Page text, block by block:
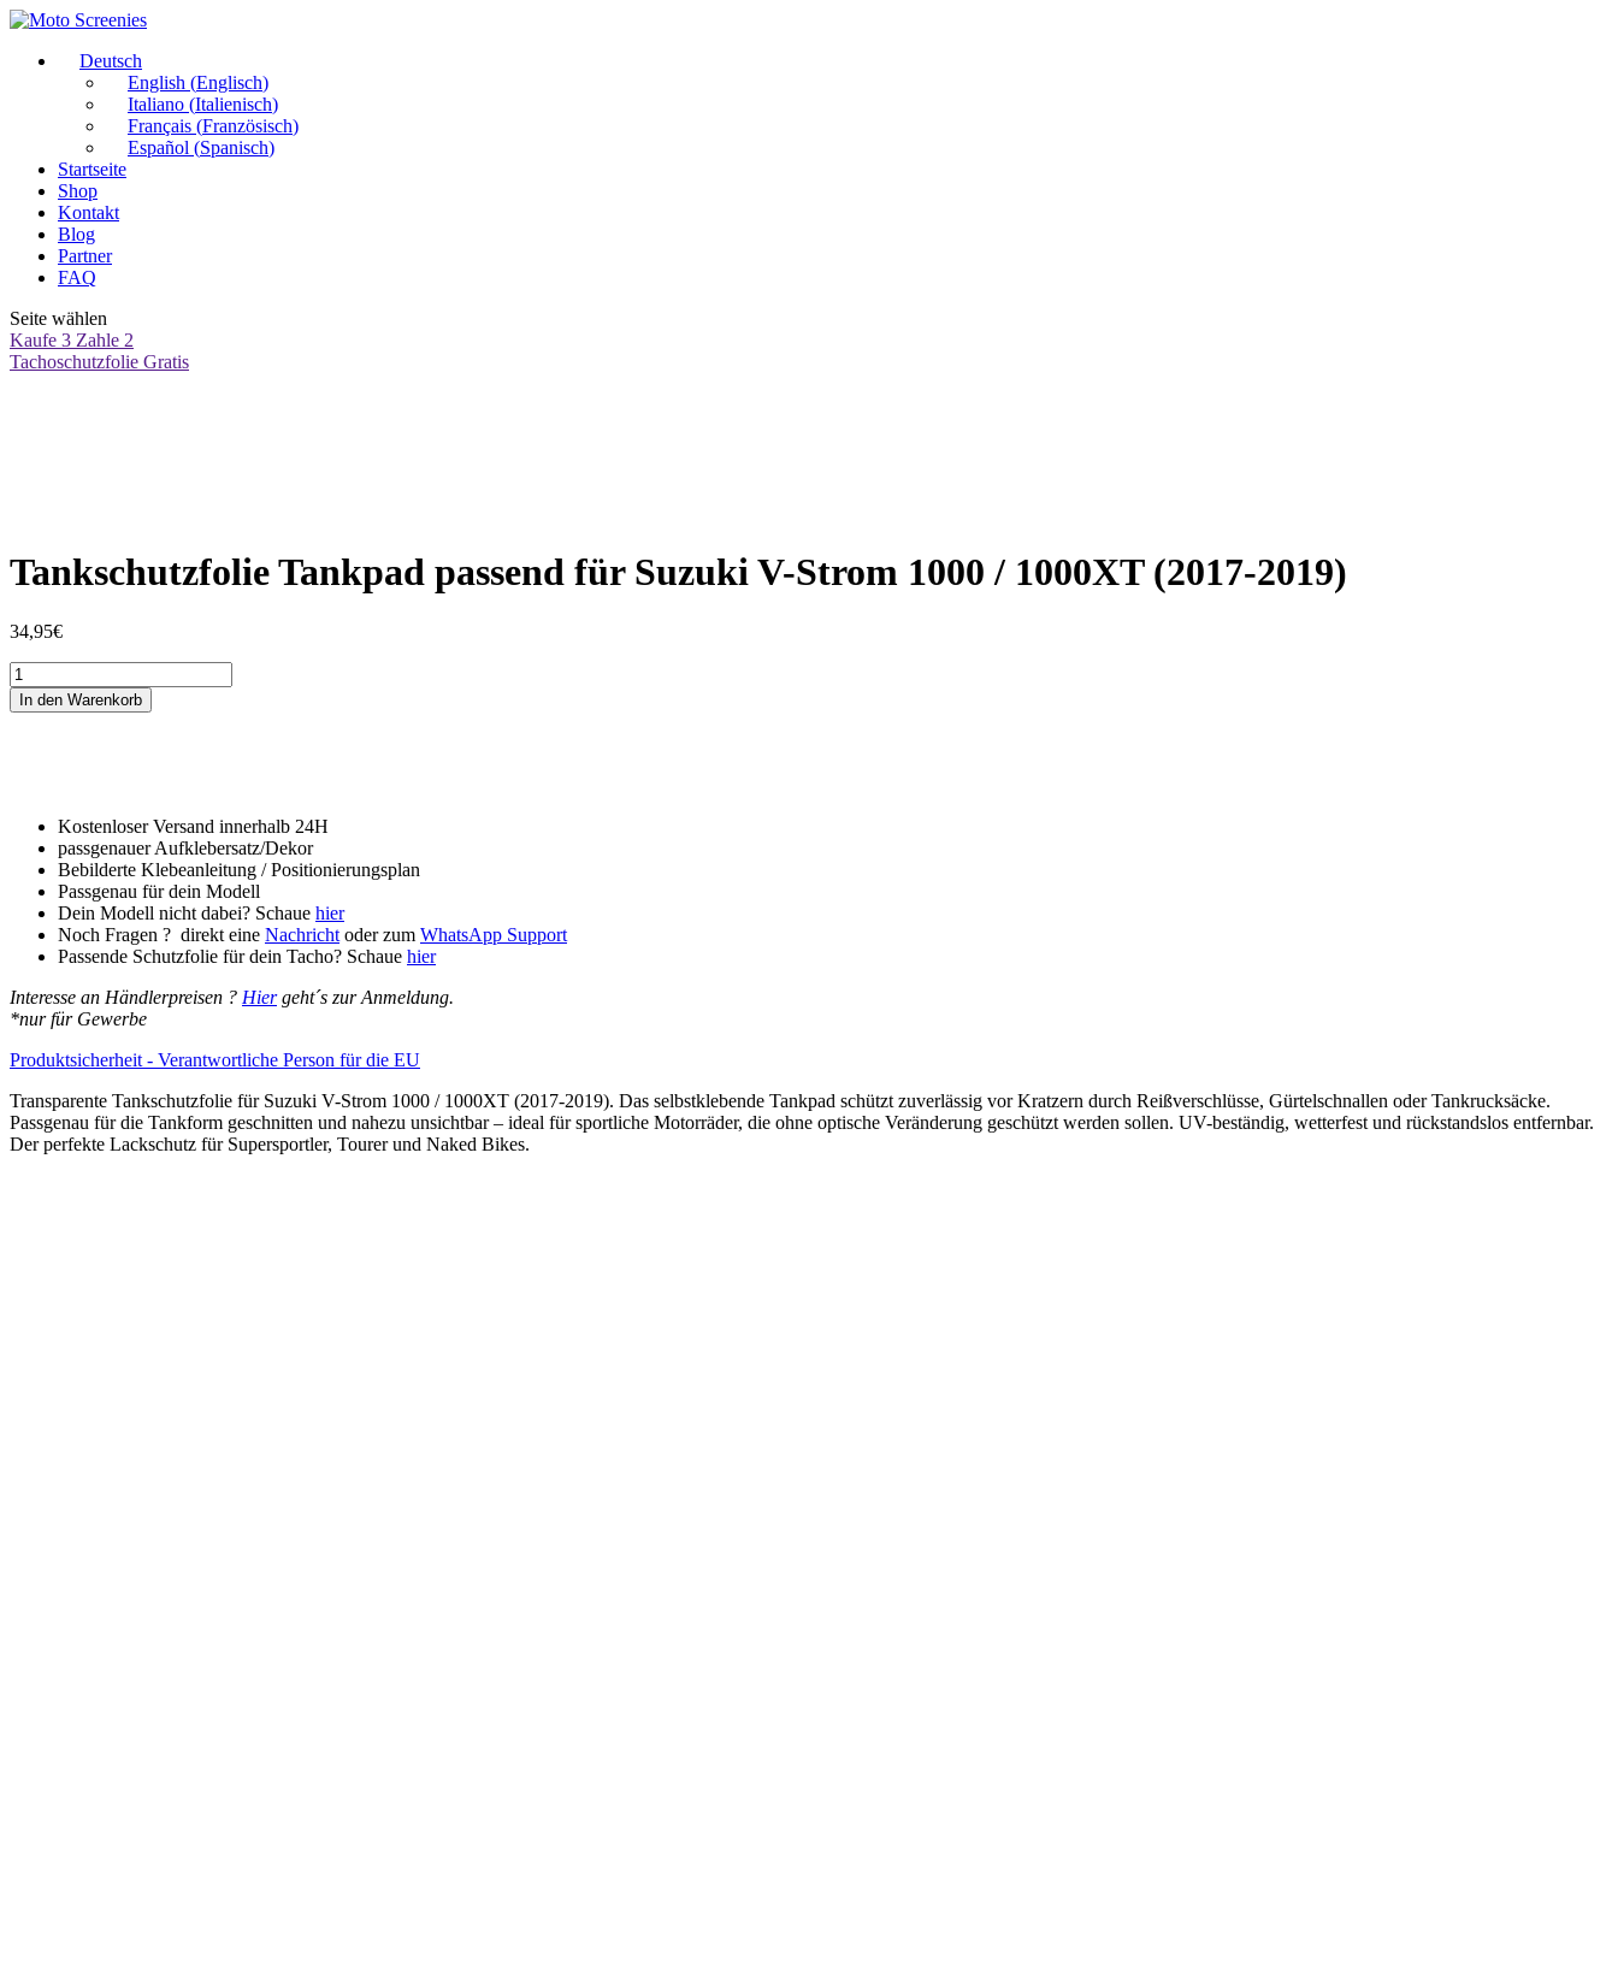
Deutsch
English (Englisch)
Italiano (Italienisch)
Français (Französisch)
Español (Spanisch)
Startseite
Shop
Kontakt
Blog
Partner
FAQ
Seite wählen
Kaufe 3 Zahle 2
Tachoschutzfolie Gratis
Tankschutzfolie Tankpad passend für Suzuki V-Strom 1000 / 1000XT (2017-2019)
34,95€
Tankschutzfolie
Tankpad
passend
1000
1000XT
(2017-
2019)
Menge
In den Warenkorb
Kostenloser Versand innerhalb 24H
passgenauer Aufklebersatz/Dekor
Bebilderte Klebeanleitung / Positionierungsplan
Passgenau für dein Modell
Dein Modell nicht dabei? Schaue hier
Noch Fragen ? direkt eine Nachricht oder zum WhatsApp Support
Passende Schutzfolie für dein Tacho? Schaue hier
Interesse an Händlerpreisen ? Hiergeht´s zur Anmeldung.
*nur für Gewerbe
Produktsicherheit - Verantwortliche Person für die EU
Transparente Tankschutzfolie für Suzuki V-Strom 1000 / 1000XT (2017-2019). Das selbstklebende Tankpad schützt zuverlässig vor Kratzern durch Reißverschlüsse, Gürtelschnallen oder Tankrucksäcke.
Passgenau für die Tankform geschnitten und nahezu unsichtbar – ideal für sportliche Motorräder, die ohne optische Veränderung geschützt werden sollen. UV-beständig, wetterfest und rückstandslos entfernbar.
Der perfekte Lackschutz für Supersportler, Tourer und Naked Bikes.